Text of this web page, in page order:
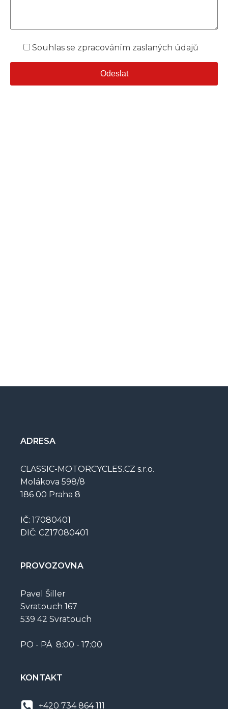
Souhlas se zpracováním zaslaných údajů
ADRESA
CLASSIC-MOTORCYCLES.CZ s.r.o.
Molákova 598/8
186 00 Praha 8
IČ: 17080401
DIČ: CZ17080401
PROVOZOVNA
Pavel Šiller
Svratouch 167
539 42 Svratouch
PO - PÁ 8:00 - 17:00
KONTAKT
+420 734 864 111